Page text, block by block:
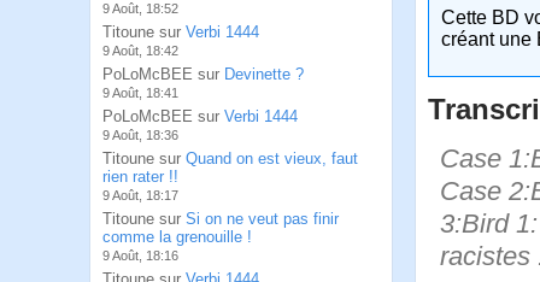
9 Août, 18:52
Titoune sur Verbi 1444
9 Août, 18:42
PoLoMcBEE sur Devinette ?
9 Août, 18:41
PoLoMcBEE sur Verbi 1444
9 Août, 18:36
Titoune sur Quand on est vieux, faut
rien rater !!
9 Août, 18:17
Titoune sur Si on ne veut pas finir
comme la grenouille !
9 Août, 18:16
Cette BD
créant une
Case
Case
3:Bird
racistes